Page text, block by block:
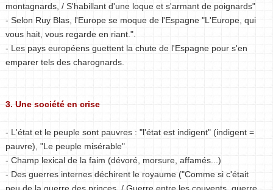
montagnards, / S'habillant d'une loque et s'armant de poignards"
- Selon Ruy Blas, l'Europe se moque de l'Espagne "L'Europe, qui
vous hait, vous regarde en riant.".
- Les pays européens guettent la chute de l'Espagne pour s'en
emparer tels des charognards.
3. Une société en crise
- L'état et le peuple sont pauvres : "l'état est indigent" (indigent =
pauvre), "Le peuple misérable"
- Champ lexical de la faim (dévoré, morsure, affamés...)
- Des guerres internes déchirent le royaume ("Comme si c'était
peu de la guerre des princes, / Guerre entre les couvents, guerre